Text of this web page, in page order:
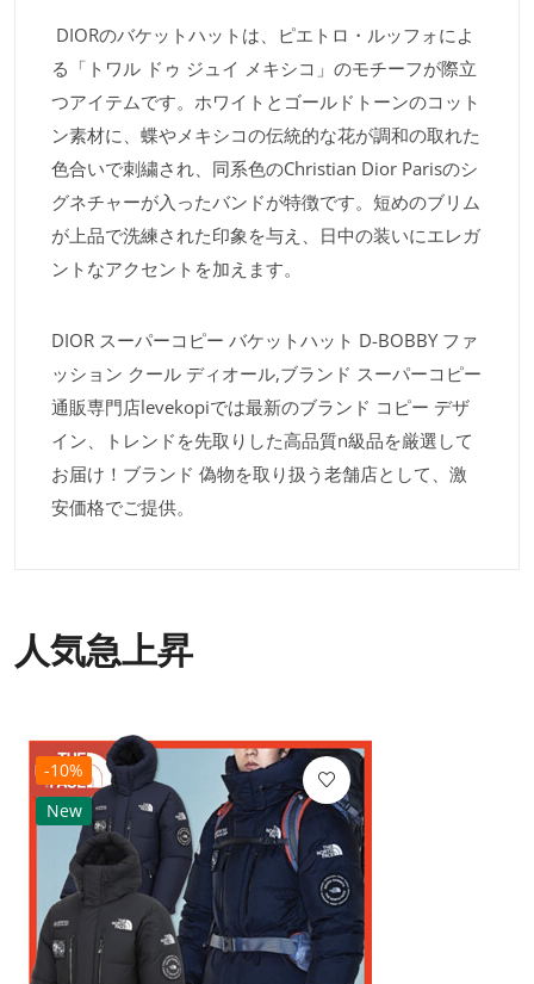
DIORのバケットハットは、ピエトロ・ルッフォによ
る「トワル ドゥ ジュイ メキシコ」のモチーフが際立
つアイテムです。ホワイトとゴールドトーンのコット
ン素材に、蝶やメキシコの伝統的な花が調和の取れた
色合いで刺繍され、同系色のChristian Dior Parisのシ
グネチャーが入ったバンドが特徴です。短めのブリム
が上品で洗練された印象を与え、日中の装いにエレガ
ントなアクセントを加えます。
DIOR スーパーコピー バケットハット D-BOBBY ファ
ッション クール ディオール,ブランド スーパーコピー
通販専門店levekopiでは最新のブランド コピー デザ
イン、トレンドを先取りした高品質n級品を厳選して
お届け！ブランド 偽物を取り扱う老舗店として、激
安価格でご提供。
人気急上昇
-10%
New